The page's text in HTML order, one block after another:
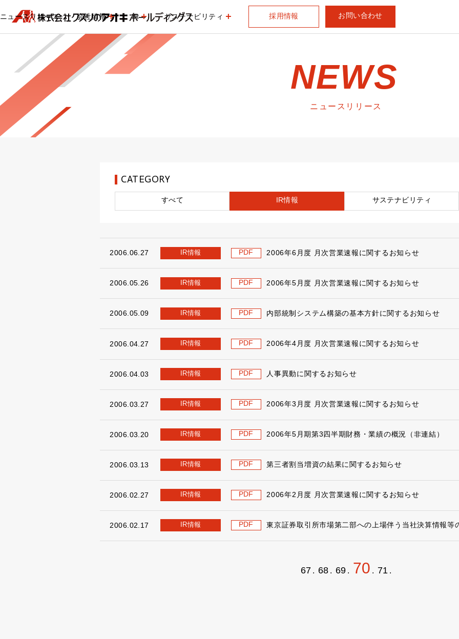
ニュースリリース 会社情報 IR サステナビリティ 採用情報 お問い合わせ
NEWS
ニュースリリース
CATEGORY
すべて IR情報 サステナビリティ
2006.06.27 IR情報 PDF 2006年6月度 月次営業速報に関するお知らせ
2006.05.26 IR情報 PDF 2006年5月度 月次営業速報に関するお知らせ
2006.05.09 IR情報 PDF 内部統制システム構築の基本方針に関するお知らせ
2006.04.27 IR情報 PDF 2006年4月度 月次営業速報に関するお知らせ
2006.04.03 IR情報 PDF 人事異動に関するお知らせ
2006.03.27 IR情報 PDF 2006年3月度 月次営業速報に関するお知らせ
2006.03.20 IR情報 PDF 2006年5月期第3四半期財務・業績の概況（非連結）
2006.03.13 IR情報 PDF 第三者割当増資の結果に関するお知らせ
2006.02.27 IR情報 PDF 2006年2月度 月次営業速報に関するお知らせ
2006.02.17 IR情報 PDF 東京証券取引所市場第二部への上場伴う当社決算情報等
67 68 69 70 71